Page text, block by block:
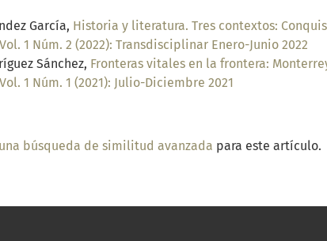
García, Historia y literatura. Tres contextos:
1 Núm. 2 (2022): Transdisciplinar Enero-Junio 2022
Sánchez, Fronteras vitales en la frontera:
1 Núm. 1 (2021): Julio-Diciembre 2021
búsqueda de similitud avanzada para este artículo.